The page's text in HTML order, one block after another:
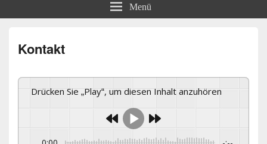
Menü
Kontakt
Drücken Sie „Play“, um diesen Inhalt anzuhören